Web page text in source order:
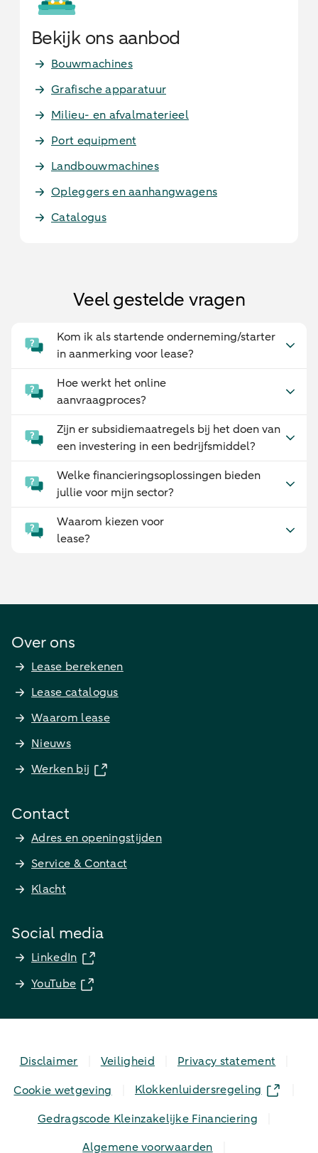
Bekijk ons aanbod
Bouwmachines
Grafische apparatuur
Milieu- en afvalmaterieel
Port equipment
Landbouwmachines
Opleggers en aanhangwagens
Catalogus
Veel gestelde vragen
Kom ik als startende onderneming/starter
in aanmerking voor lease?
Hoe werkt het online
aanvraagproces?
Zijn er subsidiemaatregels bij het doen van
een investering in een bedrijfsmiddel?
Welke financieringsoplossingen bieden
jullie voor mijn sector?
Waarom kiezen voor
lease?
Over ons
Lease berekenen
Lease catalogus
Waarom lease
Nieuws
Werken bij
Contact
Adres en openingstijden
Service & Contact
Klacht
Social media
LinkedIn
YouTube
Disclaimer Veiligheid
Privacy statement
Cookie wetgeving
Klokkenluidersregeling
Gedragscode Kleinzakelijke Financiering
Algemene voorwaarden